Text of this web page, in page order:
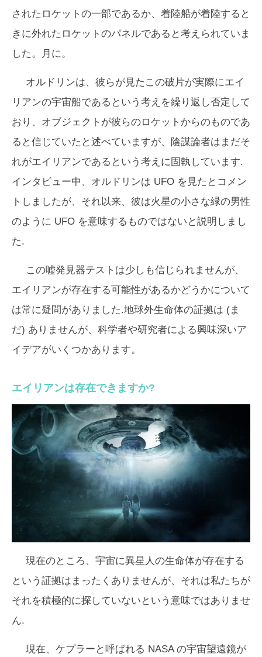
されたロケットの一部であるか、着陸船が着陸すると
きに外れたロケットのパネルであると考えられていま
した。月に。
オルドリンは、彼らが見たこの破片が実際にエイ
リアンの宇宙船であるという考えを繰り返し否定して
おり、オブジェクトが彼らのロケットからのものであ
ると信じていたと述べていますが、陰謀論者はまだそ
れがエイリアンであるという考えに固執しています.
インタビュー中、オルドリンは UFO を見たとコメン
トしましたが、それ以来、彼は火星の小さな緑の男性
のように UFO を意味するものではないと説明しまし
た.
この嘘発見器テストは少しも信じられませんが、
エイリアンが存在する可能性があるかどうかについて
は常に疑問がありました.地球外生命体の証拠は (ま
だ) ありませんが、科学者や研究者による興味深いア
イデアがいくつかあります。
エイリアンは存在できますか?
現在のところ、宇宙に異星人の生命体が存在する
という証拠はまったくありませんが、それは私たちが
それを積極的に探していないという意味ではありませ
ん.
現在、ケプラーと呼ばれる NASA の宇宙望遠鏡が